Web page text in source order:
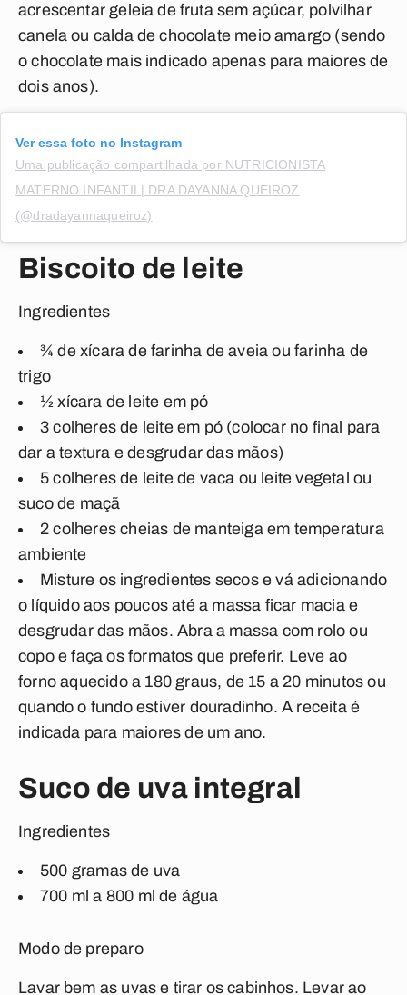
acrescentar geleia de fruta sem açúcar, polvilhar
canela ou calda de chocolate meio amargo (sendo
o chocolate mais indicado apenas para maiores de
dois anos).
Ver essa foto no Instagram
Uma publicação compartilhada por NUTRICIONISTA
MATERNO INFANTIL| DRA DAYANNA QUEIROZ
(@dradayannaqueiroz)
Biscoito de leite
Ingredientes
¾ de xícara de farinha de aveia ou farinha de
trigo
½ xícara de leite em pó
3 colheres de leite em pó (colocar no final para
dar a textura e desgrudar das mãos)
5 colheres de leite de vaca ou leite vegetal ou
suco de maçã
2 colheres cheias de manteiga em temperatura
ambiente
Misture os ingredientes secos e vá adicionando
o líquido aos poucos até a massa ficar macia e
desgrudar das mãos. Abra a massa com rolo ou
copo e faça os formatos que preferir. Leve ao
forno aquecido a 180 graus, de 15 a 20 minutos ou
quando o fundo estiver douradinho. A receita é
indicada para maiores de um ano.
Suco de uva integral
Ingredientes
500 gramas de uva
700 ml a 800 ml de água
Modo de preparo
Lavar bem as uvas e tirar os cabinhos. Levar ao